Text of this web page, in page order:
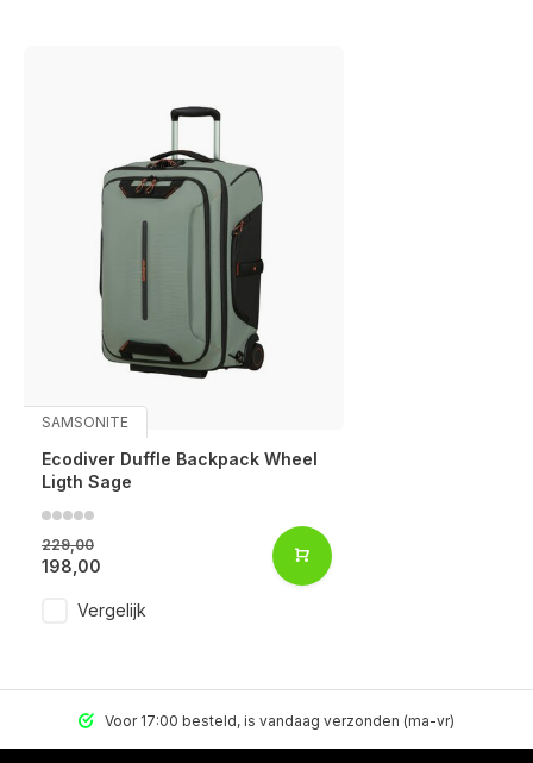
SAMSONITE
Ecodiver Duffle Backpack Wheel
Ligth Sage
229,00
198,00
Vergelijk
Voor 17:00 besteld, is vandaag verzonden (ma-vr)